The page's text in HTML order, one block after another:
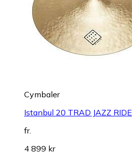
Cymbaler
Istanbul 20 TRAD JAZZ RIDE
fr.
4 899 kr